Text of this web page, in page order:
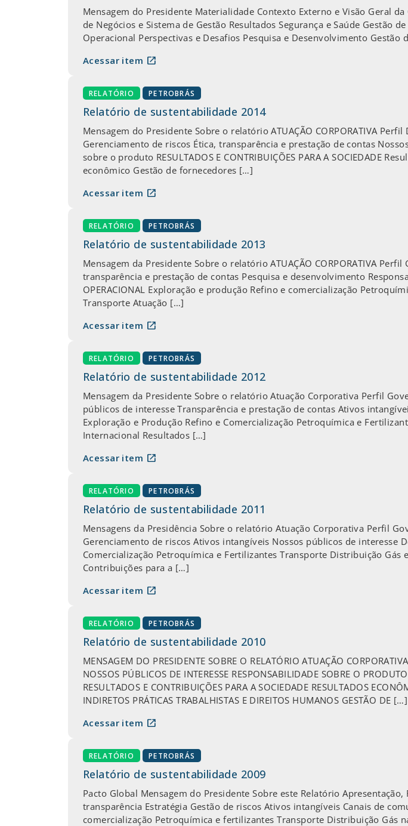
Mensagem do Presidente Materialidade Contexto Externo e Visão Geral
de Negócios e Sistema de Gestão Resultados Segurança e Saúde Gestão
Operacional Perspectivas e Desafios Pesquisa e Desenvolvimento
Acessar item open_in_new
RELATÓRIO PETROBRÁS
Relatório de sustentabilidade 2014
Mensagem do Presidente Sobre o relatório ATUAÇÃO CORPORATIVA
Gerenciamento de riscos Ética, transparência e prestação de contas
sobre o produto RESULTADOS E CONTRIBUIÇÕES PARA A SOCIEDADE
econômico Gestão de fornecedores […]
Acessar item open_in_new
RELATÓRIO PETROBRÁS
Relatório de sustentabilidade 2013
Mensagem da Presidente Sobre o relatório ATUAÇÃO CORPORATIVA
transparência e prestação de contas Pesquisa e desenvolvimento
OPERACIONAL Exploração e produção Refino e comercialização
Transporte Atuação […]
Acessar item open_in_new
RELATÓRIO PETROBRÁS
Relatório de sustentabilidade 2012
Mensagem da Presidente Sobre o relatório Atuação Corporativa Perfil
públicos de interesse Transparência e prestação de contas Ativos
Exploração e Produção Refino e Comercialização Petroquímica e
Internacional Resultados […]
Acessar item open_in_new
RELATÓRIO PETROBRÁS
Relatório de sustentabilidade 2011
Mensagens da Presidência Sobre o relatório Atuação Corporativa Perfil
Gerenciamento de riscos Ativos intangíveis Nossos públicos de interesse
Comercialização Petroquímica e Fertilizantes Transporte Distribuição
Contribuições para a […]
Acessar item open_in_new
RELATÓRIO PETROBRÁS
Relatório de sustentabilidade 2010
MENSAGEM DO PRESIDENTE SOBRE O RELATÓRIO ATUAÇÃO
NOSSOS PÚBLICOS DE INTERESSE RESPONSABILIDADE SOBRE O
RESULTADOS E CONTRIBUIÇÕES PARA A SOCIEDADE RESULTADOS
INDIRETOS PRÁTICAS TRABALHISTAS E DIREITOS HUMANOS GESTÃO DE […]
Acessar item open_in_new
RELATÓRIO PETROBRÁS
Relatório de sustentabilidade 2009
Pacto Global Mensagem do Presidente Sobre este Relatório
transparência Estratégia Gestão de riscos Ativos intangíveis Canais de
comercialização Petroquímica e fertilizantes Transporte Distribuição Gás